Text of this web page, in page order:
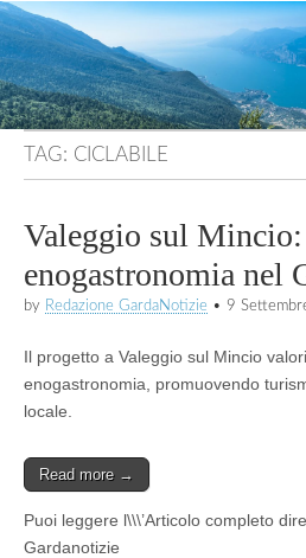
TAG: CICLABILE
Valeggio sul
enogastronomia nel
by Redazione GardaNotizie • 9
Il progetto a Valeggio sul Mincio
enogastronomia, promuovendo
locale.
Read more →
Puoi leggere l\\\’Articolo completo
Gardanotizie